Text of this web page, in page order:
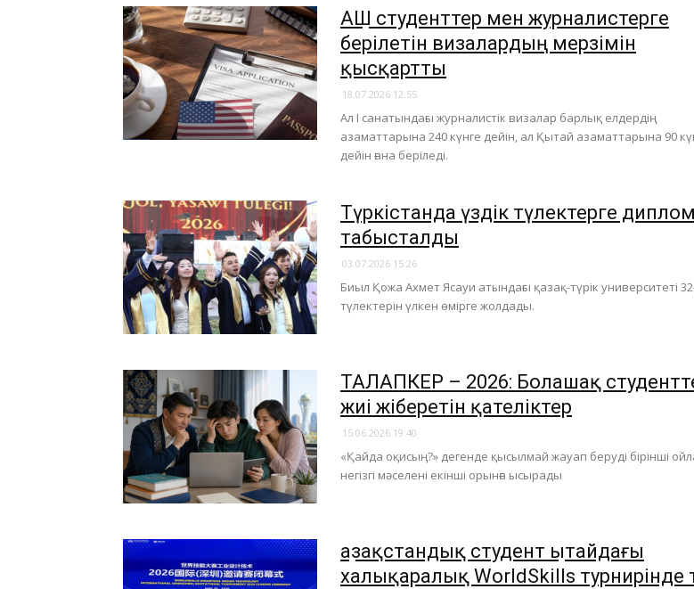
АҚШ студенттер мен журналистерге
берілетін визалардың мерзімін
қысқартты
18.07.2026 12:55
​Ал I санатындағы журналистік визалар барлық елдердің
азаматтарына 240 күнге дейін, ал Қытай азаматтарына 90
дейін ғана беріледі.
Түркістанда үздік түлектерге диплом
табысталды
03.07.2026 15:26
Биыл Қожа Ахмет Ясауи атындағы қазақ-түрік университеті
түлектерін үлкен өмірге жолдады.
​ТАЛАПКЕР – 2026: Болашақ
жиі жіберетін қателіктер
15.06.2026 19:40
«Қайда оқисың?» дегенде қысылмай жауап беруді бірінші
негізгі мәселені екінші орынға ысырады
Қазақстандық студент Қытайдағы
халықаралық WorldSkills турнирінде